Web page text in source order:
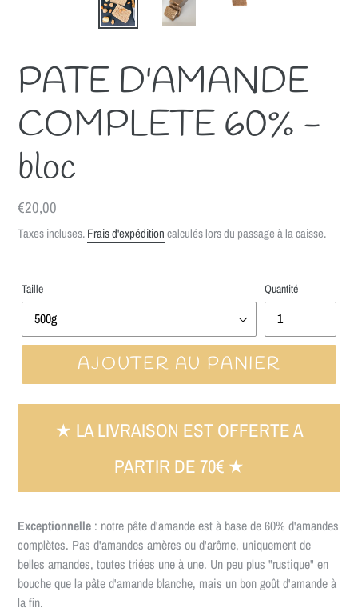
PATE D'AMANDE
COMPLETE 60% -
bloc
Prix
normal
€20,00
Taxes incluses.Frais d'expéditioncalculés lors du passage à la caisse.
Taille Quantité
AJOUTER AU PANIER
★ LA LIVRAISON EST OFFERTE A
PARTIR DE 70€ ★
Exceptionnelle : notre pâte d'amande est à base de 60% d'amandes
complètes. Pas d'amandes amères ou d'arôme, uniquement de
belles amandes, toutes triées une à une. Un peu plus "rustique" en
bouche que la pâte d'amande blanche, mais un bon goût d'amande à
la fin.